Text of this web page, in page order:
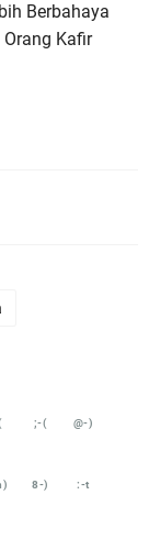
Berbahaya
Kafir
;-( @-)
8-) :-t